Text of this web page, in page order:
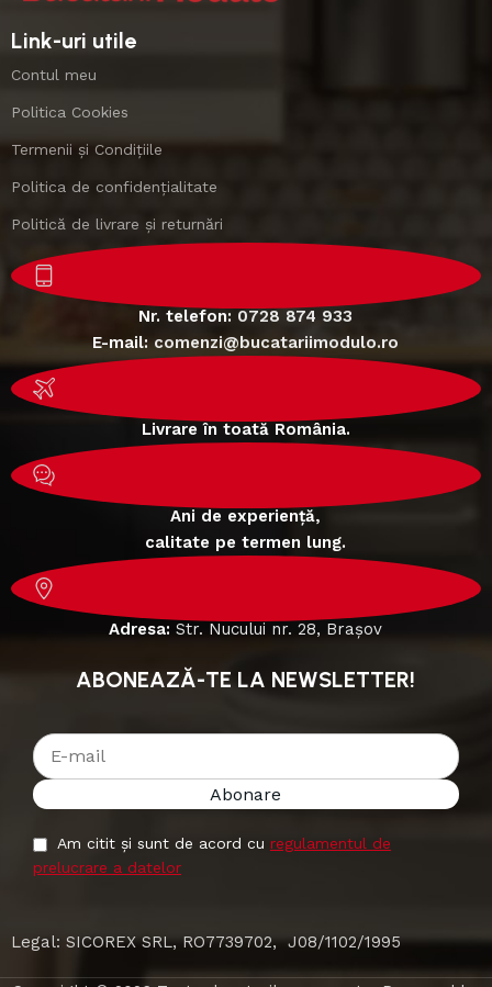
Link-uri utile
Contul meu
Politica Cookies
Termenii și Condițiile
Politica de confidențialitate
Politică de livrare și returnări
Nr. telefon: 0728 874 933
E-mail: comenzi@bucatariimodulo.ro
Livrare în toată România.
Ani de experiență,
calitate pe termen lung.
Adresa: Str. Nucului nr. 28, Brașov
ABONEAZĂ-TE LA NEWSLETTER!
Am citit și sunt de acord cu regulamentul de
prelucrare a datelor
Legal: SICOREX SRL, RO7739702, J08/1102/1995